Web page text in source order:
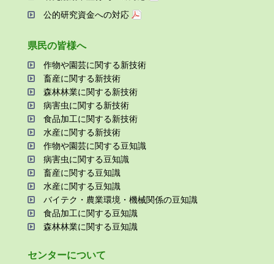
公的研究資金への対応
県⺠の皆様へ
作物や園芸に関する新技術
畜産に関する新技術
森林林業に関する新技術
病害⾍に関する新技術
⾷品加⼯に関する新技術
⽔産に関する新技術
作物や園芸に関する⾖知識
病害⾍に関する⾖知識
畜産に関する⾖知識
⽔産に関する⾖知識
バイテク・農業環境・機械関係の⾖知識
⾷品加⼯に関する⾖知識
森林林業に関する⾖知識
センターについて